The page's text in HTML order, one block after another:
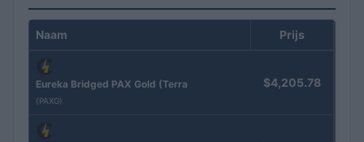
Naam Prijs
Eureka Bridged PAX Gold (Terra
(PAXG)
$4,205.78